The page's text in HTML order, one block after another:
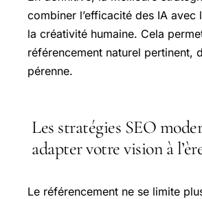
combiner l’efficacité des IA avec
la créativité humaine. Cela
référencement naturel pertinent,
pérenne.
Les stratégies SEO
adapter votre vision à
Le référencement ne se limite